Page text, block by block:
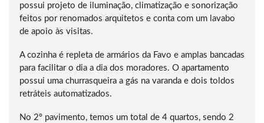
possui projeto de iluminação, climatização e sonorização
feitos por renomados arquitetos e conta com um lavabo
de apoio às visitas.
A cozinha é repleta de armários da Favo e amplas bancadas
para facilitar o dia a dia dos moradores. O apartamento
possui uma churrasqueira a gás na varanda e dois toldos
retráteis automatizados.
No 2º pavimento, temos um total de 4 quartos, sendo 2